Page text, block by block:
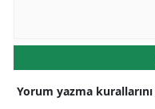
Yorum yazma kurallarını